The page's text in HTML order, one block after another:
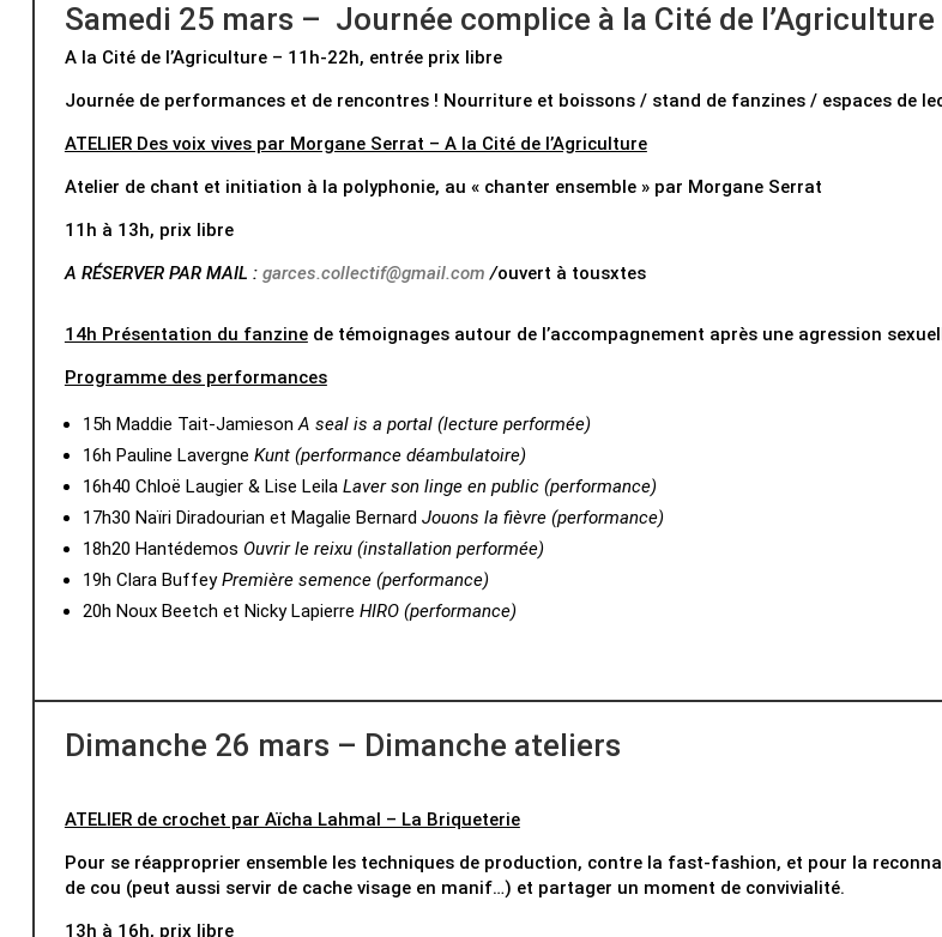
Samedi 25 mars – Journée complice à la Cité de l’Agriculture
A la Cité de l’Agriculture – 11h-22h, entrée prix libre
Journée de performances et de rencontres ! Nourriture et boissons / stand de fanzines / espaces de
ATELIER Des voix vives par Morgane Serrat – A la Cité de l’Agriculture
Atelier de chant et initiation à la polyphonie, au « chanter ensemble » par Morgane Serrat
11h à 13h, prix libre
A RÉSERVER PAR MAIL : garces.collectif@gmail.com /ouvert à tousxtes
14h Présentation du fanzinede témoignages autour de l’accompagnement après une agression
Programme des performances
15h Maddie Tait-JamiesonA seal is a portal (lecture performée)
16h Pauline Lavergne Kunt (performance déambulatoire)
16h40 Chloë Laugier & Lise Leila Laver son linge en public (performance)
17h30 Naïri Diradourian et Magalie Bernard Jouons la fièvre (performance)
18h20 Hantédemos Ouvrir le reixu (installation performée)
19h Clara BuffeyPremière semence (performance)
20h Noux Beetch et Nicky Lapierre HIRO (performance)
Dimanche 26 mars – Dimanche ateliers
ATELIER de crochet par Aïcha Lahmal – La Briqueterie
Pour se réapproprier ensemble les techniques de production, contre la fast-fashion, et pour la
de cou (peut aussi servir de cache visage en manif…) et partager un moment de convivialité.
13h à 16h, prix libre